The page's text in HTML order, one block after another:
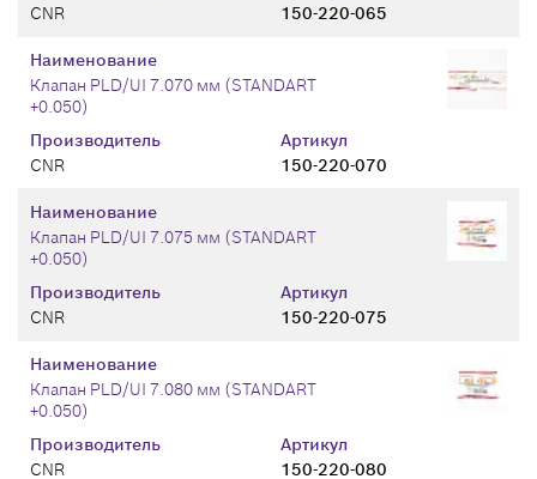
CNR
150-220-065
Производитель
CNR
Артикул
150-220-070
Наименование
Клапан PLD/UI 7.070 мм (STANDART
+0.050)
Производитель
CNR
Артикул
150-220-075
Наименование
Клапан PLD/UI 7.075 мм (STANDART
+0.050)
Производитель
CNR
Артикул
150-220-080
Наименование
Клапан PLD/UI 7.080 мм (STANDART
+0.050)